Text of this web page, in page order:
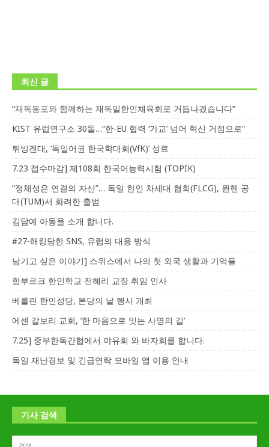
최신 글
“재독동포와 함께하는 재독일한인체육회로 거듭나겠습니다”
KIST 유럽연구소 30돌…“한-EU 협력 ‘가교’ 넘어 혁신 거점으로”
튀빙겐대, ‘독일어권 한국학대회(VfK)’ 성료
7.23 접수마감] 제108회 한국어능력시험 (TOPIK)
“정체성은 연결의 자산”… 독일 한인 차세대 협회(FLCG), 뮌헨 공
대(TUM)서 화려한 출범
김담예 아동을 소개 합니다.
#27-해킹당한 SNS, 유럽의 대응 방식
남기고 싶은 이야기] 스위스에서 나의 첫 외국 생활과 기억들
함부르크 한인학교 전혜리 교장 취임 인사
베를린 한인성당, 본당의 날 행사 개최
에센 갈보리 교회, ‘한 마음으로 잇는 사명의 길’
7.25] 중부한독간협에서 야유회 와 바자회를 합니다.
독일 재난경보 및 긴급연락 모바일 앱 이용 안내
기사 검색